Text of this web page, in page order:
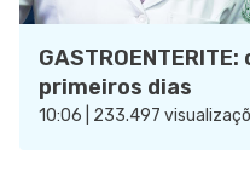
primeiros dias
10:06 | 233.497